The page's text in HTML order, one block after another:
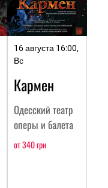
16 августа 16:00,
Вс
Кармен
Одесский театр
оперы и балета
от 340 грн